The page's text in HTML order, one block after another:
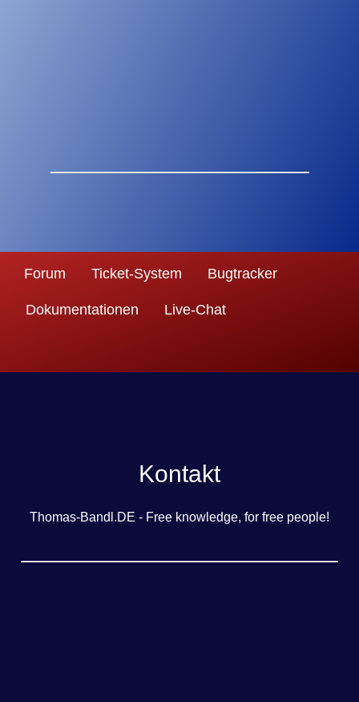
Forum Ticket-System Bugtracker
Dokumentationen Live-Chat
Kontakt
Thomas-Bandl.DE - Free knowledge, for free people!